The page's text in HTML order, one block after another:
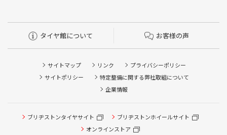
タイヤ館について お客様の声
サイトマップ リンク
プライバシーポリシー
サイトポリシー
特定整備に関する弊社取組について
企業情報
ブリヂストンタイヤサイト
ブリヂストンホイールサイト
オンラインストア